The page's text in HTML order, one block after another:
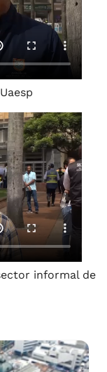
informal de